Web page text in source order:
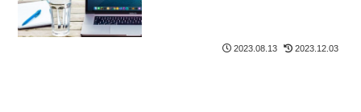
2023.08.13 2023.12.03